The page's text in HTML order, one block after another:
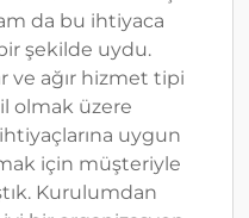
da bu ihtiyaca
şekilde uydu.
ve ağır hizmet tipi
olmak üzere
uygun
için müşteriyle
Kurulumdan